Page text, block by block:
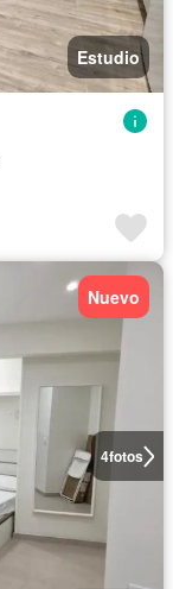
Estudio
4fotos
Nuevo